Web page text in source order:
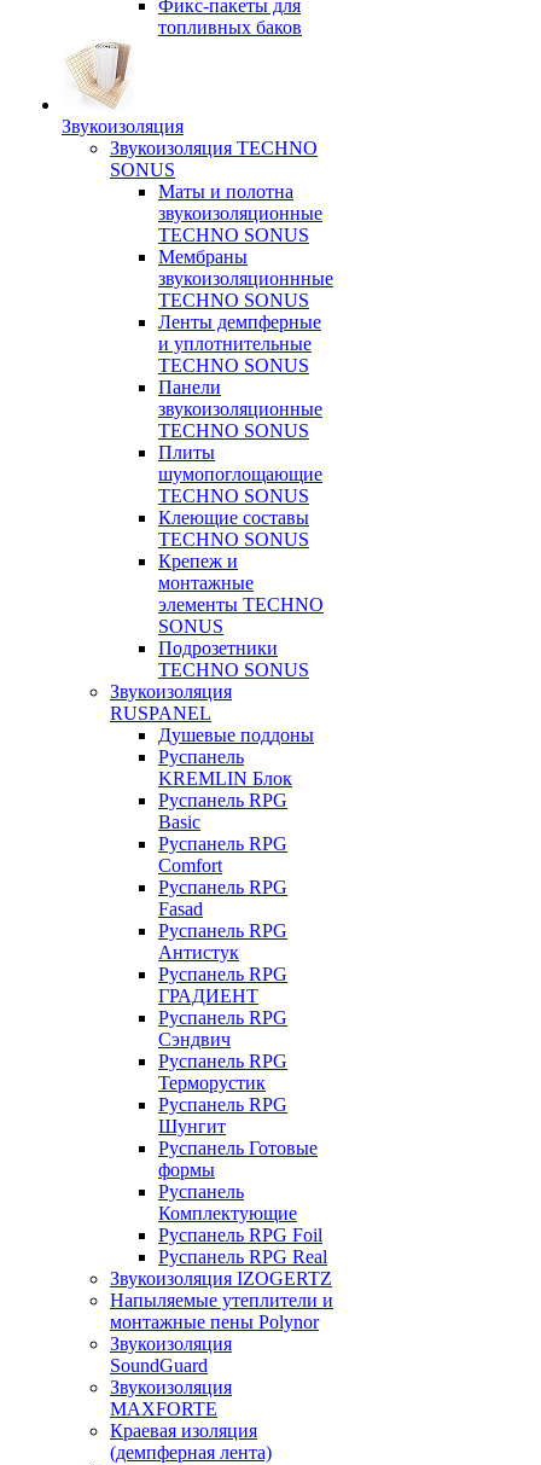
Фикс-пакеты для
топливных баков
Звукоизоляция
Звукоизоляция TECHNO
SONUS
Маты и полотна
звукоизоляционные
TECHNO SONUS
Мембраны
звукоизоляционнные
TECHNO SONUS
Ленты демпферные
и уплотнительные
TECHNO SONUS
Панели
звукоизоляционные
TECHNO SONUS
Плиты
шумопоглощающие
TECHNO SONUS
Клеющие составы
TECHNO SONUS
Крепеж и
монтажные
элементы TECHNO
SONUS
Подрозетники
TECHNO SONUS
Звукоизоляция
RUSPANEL
Душевые поддоны
Руспанель
KREMLIN Блок
Руспанель RPG
Basic
Руспанель RPG
Comfort
Руспанель RPG
Fasad
Руспанель RPG
Антистук
Руспанель RPG
ГРАДИЕНТ
Руспанель RPG
Сэндвич
Руспанель RPG
Терморустик
Руспанель RPG
Шунгит
Руспанель Готовые
формы
Руспанель
Комплектующие
Руспанель RPG Foil
Руспанель RPG Real
Звукоизоляция IZOGERTZ
Напыляемые утеплители и
монтажные пены Polynor
Звукоизоляция
SoundGuard
Звукоизоляция
MAXFORTE
Краевая изоляция
(демпферная лента)